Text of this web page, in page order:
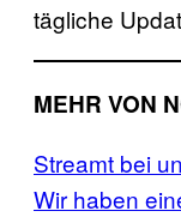
tägliche
MEHR VON
Streamt bei
Wir haben